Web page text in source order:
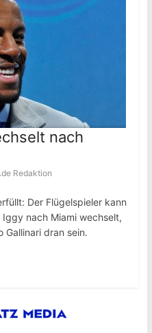
nach
Redaktion
Der Flügelspieler kann
nach Miami wechselt,
Gallinari dran sein.